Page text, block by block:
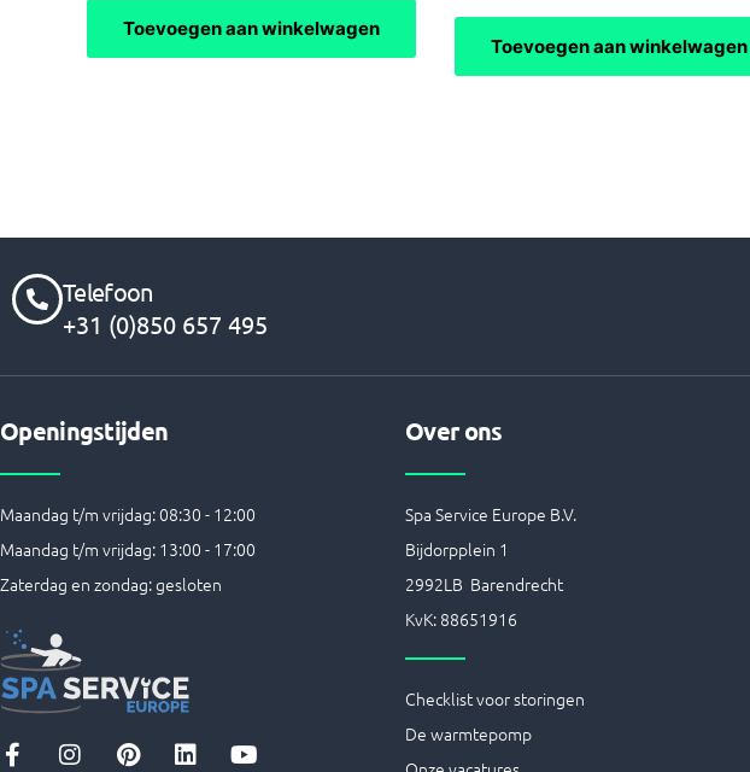
Toevoegen aan winkelwagen
Toevoegen aan winkelwagen
Telefoon
+31 (0)850 657 495
Openingstijden
Maandag t/m vrijdag: 08:30 - 12:00
Maandag t/m vrijdag: 13:00 - 17:00
Zaterdag en zondag: gesloten
F
I
P
L
Y
Over ons
Spa Service Europe B.V.
Bijdorpplein 1
2992LB Barendrecht
KvK: 88651916
Checklist voor storingen
De warmtepomp